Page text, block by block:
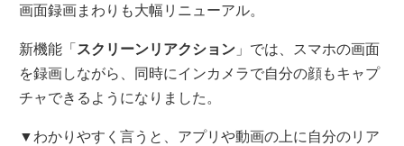
画面録画まわりも大幅リニューアル。
新機能「スクリーンリアクション 」では、スマホの画面
を録画しながら、同時にインカメラで自分の顔もキャプ
チャできるようになりました。
▼わかりやすく言うと、アプリや動画の上に自分のリア